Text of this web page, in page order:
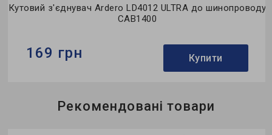
Кутовий з'єднувач Ardero LD4012 ULTRA до шинопроводу
CAB1400
169 грн Купити
Ardero
Рекомендовані товари